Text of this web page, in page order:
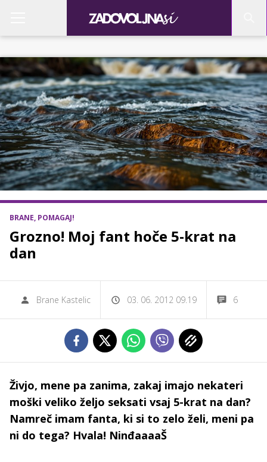
BRANE, POMAGAJ!
Grozno! Moj fant hoče 5-krat na
dan
Brane Kastelic 03. 06. 2012 09.19 6
Živjo, mene pa zanima, zakaj imajo nekateri
moški veliko željo seksati vsaj 5-krat na dan?
Namreč imam fanta, ki si to zelo želi, meni pa
ni do tega? Hvala! NinđaaaaŠ